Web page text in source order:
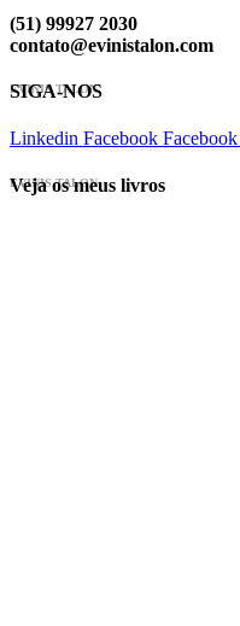
(51) 99927 2030
contato@evinistalon.com
EVINIS TALON
SIGA-NOS
Linkedin Facebook Facebook
EVINIS TALON
Veja os meus livros